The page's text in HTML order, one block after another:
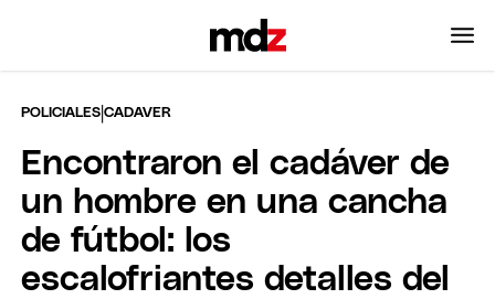
POLICIALES |CADAVER
Encontraron el cadáver de
un hombre en una cancha
de fútbol: los
escalofriantes detalles del